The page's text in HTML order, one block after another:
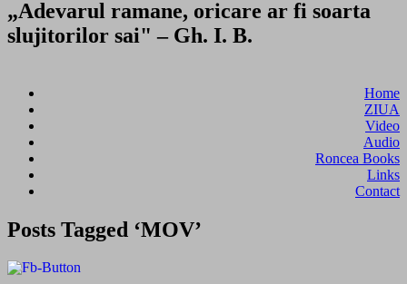
„Adevarul ramane, oricare ar fi soarta
slujitorilor sai" – Gh. I. B.
Home
ZIUA
Video
Audio
Roncea Books
Links
Contact
Posts Tagged ‘MOV’